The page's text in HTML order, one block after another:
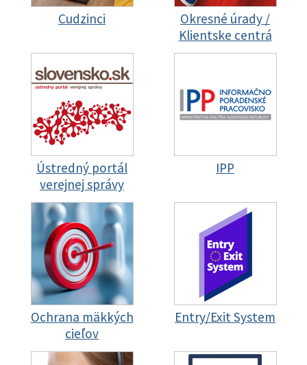
Cudzinci
Okresné úrady /
Klientske centrá
Ústredný portál
verejnej správy
IPP
Ochrana mäkkých
cieľov
Entry/Exit System